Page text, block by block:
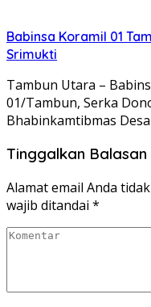
Babinsa Koramil 01
Srimukti
Tambun Utara –
01/Tambun, Serka
Bhabinkamtibmas
Tinggalkan Balasan
Alamat email Anda
wajib ditandai *